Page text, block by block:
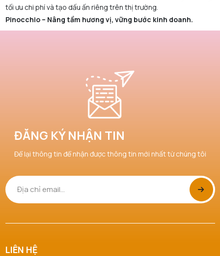
tối ưu chi phí và tạo dấu ấn riêng trên thị trường.
Pinocchio – Nâng tầm hương vị, vững bước kinh doanh.
ĐĂNG KÝ NHẬN TIN
Để lại thông tin để nhận được thông tin mới nhất từ chúng tôi
LIÊN HỆ